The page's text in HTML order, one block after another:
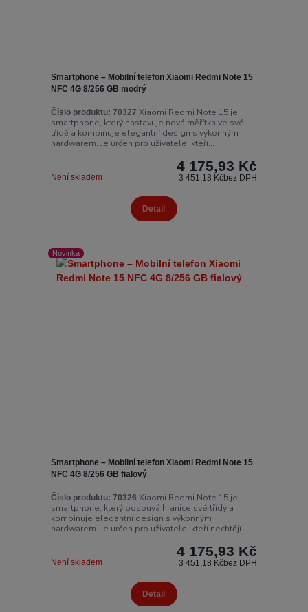
Smartphone – Mobilní telefon Xiaomi Redmi Note 15
NFC 4G 8/256 GB modrý
Číslo produktu: 70327 Xiaomi Redmi Note 15 je
smartphone, který nastavuje nová měřítka ve své
třídě a kombinuje elegantní design s výkonným
hardwarem. Je určen pro uživatele, kteří...
4 175,93 Kč
3 451,18 Kčbez DPH
Není skladem
Detail
Novinka
Smartphone – Mobilní telefon Xiaomi Redmi Note 15
NFC 4G 8/256 GB fialový
Číslo produktu: 70326 Xiaomi Redmi Note 15 je
smartphone, který posouvá hranice své třídy a
kombinuje elegantní design s výkonným
hardwarem. Je určen pro uživatele, kteří nechtějí ...
4 175,93 Kč
3 451,18 Kčbez DPH
Není skladem
Detail